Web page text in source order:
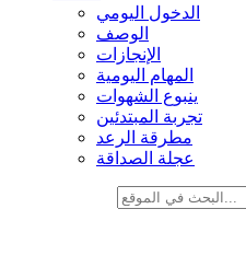
الدخول اليومي
الوصف
الإنجازات
المهام اليومية
ينبوع الشهوات
تجربة المبتدئين
مطرقة الرعد
عجلة الصداقة